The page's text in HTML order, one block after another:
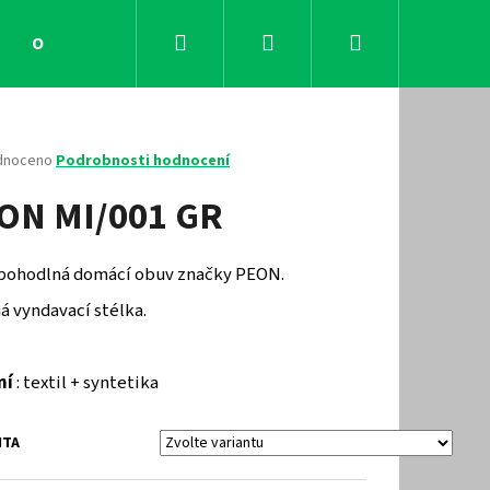
Obchodní podmínky KontaktyPřihlášení
Podrobnosti hodnocení
MI/001 GR
domácí obuv značky PEON.
vyndavací stélka.
: textil + syntetika
Následující